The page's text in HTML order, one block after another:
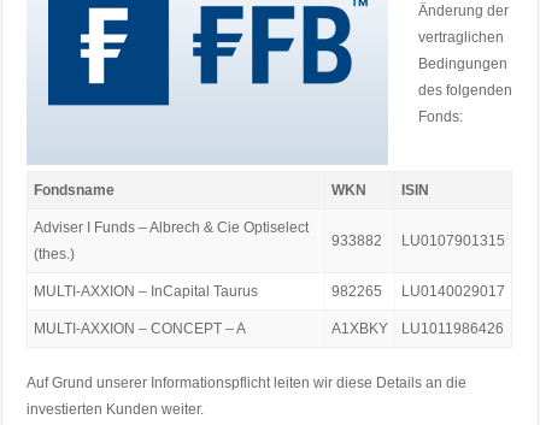
Änderung der
vertraglichen
Bedingungen
des folgenden
Fonds:
Fondsname WKN ISIN
Adviser I Funds – Albrech & Cie Optiselect
(thes.)
933882 LU0107901315
MULTI-AXXION – InCapital Taurus 982265 LU0140029017
MULTI-AXXION – CONCEPT – A A1XBKY LU1011986426
Auf Grund unserer Informationspflicht leiten wir diese Details an die
investierten Kunden weiter.